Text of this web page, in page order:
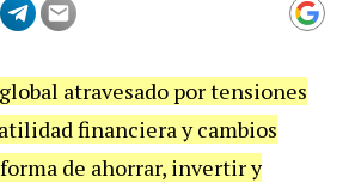
atravesado por tensiones
financiera y cambios
de ahorrar, invertir y